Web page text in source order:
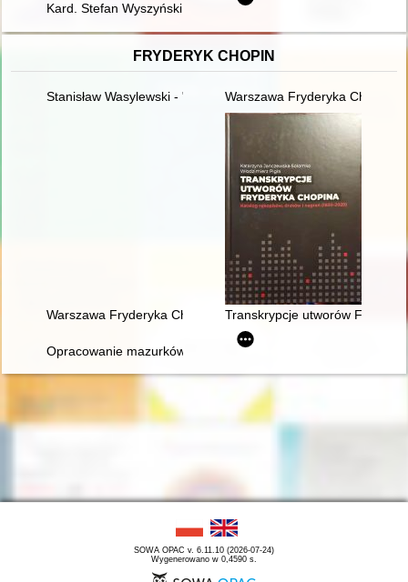
Kard. Stefan Wyszyński, prymas Polski a Dolny Śląsk :
FRYDERYK CHOPIN
Stanisław Wasylewski - "opolanin z wyboru" o Fryderyku
Warszawa Fryderyka Chopina
Warszawa Fryderyka Chopina Transkrypcje utworów
Opracowanie mazurków Chopina w redakcji Zygmunta
SOWA OPAC v. 6.11.10 (2026-07-24)
Wygenerowano w 0,4590 s.